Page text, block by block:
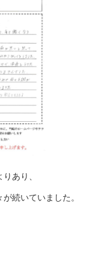
あり、
続いていました。